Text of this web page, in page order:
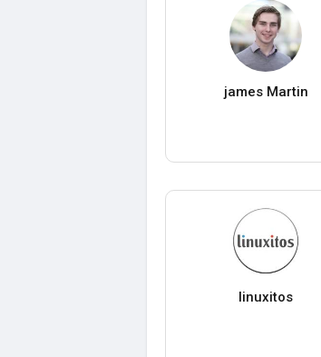
james Martin
linuxitos